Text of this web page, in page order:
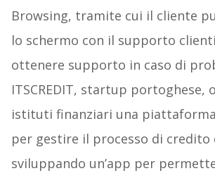
Browsing, tramite cui il cliente
lo schermo con il supporto
ottenere supporto in caso di
ITSCREDIT, startup portoghese,
istituti finanziari una
per gestire il processo di credito
sviluppando un’app per